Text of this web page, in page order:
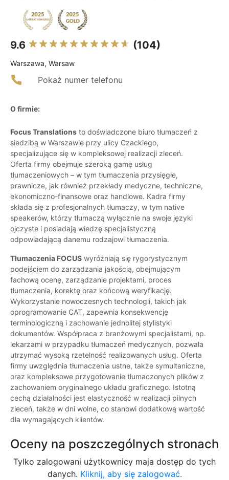
9.6 (104)
Warszawa, Warsaw
Pokaż numer telefonu
O firmie:
Focus Translations to doświadczone biuro tłumaczeń z
siedzibą w Warszawie przy ulicy Czackiego,
specjalizujące się w kompleksowej realizacji zleceń.
Oferta firmy obejmuje szeroką gamę usług
tłumaczeniowych – w tym tłumaczenia przysięgłe,
prawnicze, jak również przekłady medyczne, techniczne,
ekonomiczno-finansowe oraz handlowe. Kadra firmy
składa się z profesjonalnych tłumaczy, w tym native
speakerów, którzy tłumaczą wyłącznie na swoje języki
ojczyste i posiadają wiedzę specjalistyczną
odpowiadającą danemu rodzajowi tłumaczenia.
Tłumaczenia FOCUS wyróżniają się rygorystycznym
podejściem do zarządzania jakością, obejmującym
fachową ocenę, zarządzanie projektami, proces
tłumaczenia, korektę oraz końcową weryfikację.
Wykorzystanie nowoczesnych technologii, takich jak
oprogramowanie CAT, zapewnia konsekwencję
terminologiczną i zachowanie jednolitej stylistyki
dokumentów. Współpraca z branżowymi specjalistami, np.
lekarzami w przypadku tłumaczeń medycznych, pozwala
utrzymać wysoką rzetelność realizowanych usług. Oferta
firmy uwzględnia tłumaczenia ustne, także symultaniczne,
oraz kompleksowe przygotowanie tłumaczonych plików z
zachowaniem oryginalnego układu graficznego. Istotną
cechą działalności jest elastyczność w realizacji pilnych
zleceń, także w dni wolne, co stanowi dodatkową wartość
dla wymagających klientów.
Oceny na poszczególnych stronach
Tylko zalogowani użytkownicy maja dostęp do tych
danych. Kliknij, aby się zalogować.